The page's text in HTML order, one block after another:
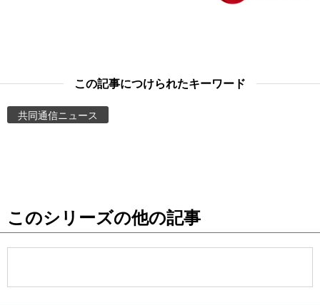
お知らせ
この記事につけられたキーワード
共同通信ニュース
このシリーズの他の記事